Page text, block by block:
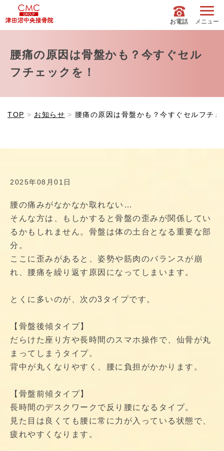
お電話 メニュー
腰痛の原因は骨盤かも？今すぐセル
フチェックを！
TOP お知らせ 腰痛の原因は骨盤かも？今すぐセルフチ
2025年08月01日
腰の痛みがなかなか取れない…
そんな方は、もしかすると骨盤の歪みが関係してい
るかもしれません。骨盤は体の土台となる重要な部
分。
ここに歪みがあると、姿勢や筋肉のバランスが崩
れ、腰痛を繰り返す原因になってしまいます。
とくに多いのが、次の3タイプです。
【骨盤後傾タイプ】
だらけた座り方や長時間のスマホ操作で、仙骨が丸
まってしまうタイプ。
背中が丸くなりやすく、腰に負担がかかります。
【骨盤前傾タイプ】
長時間のデスクワークで反り腰になるタイプ。
見た目は良くても腰に常に力が入っている状態で、
疲れやすくなります。